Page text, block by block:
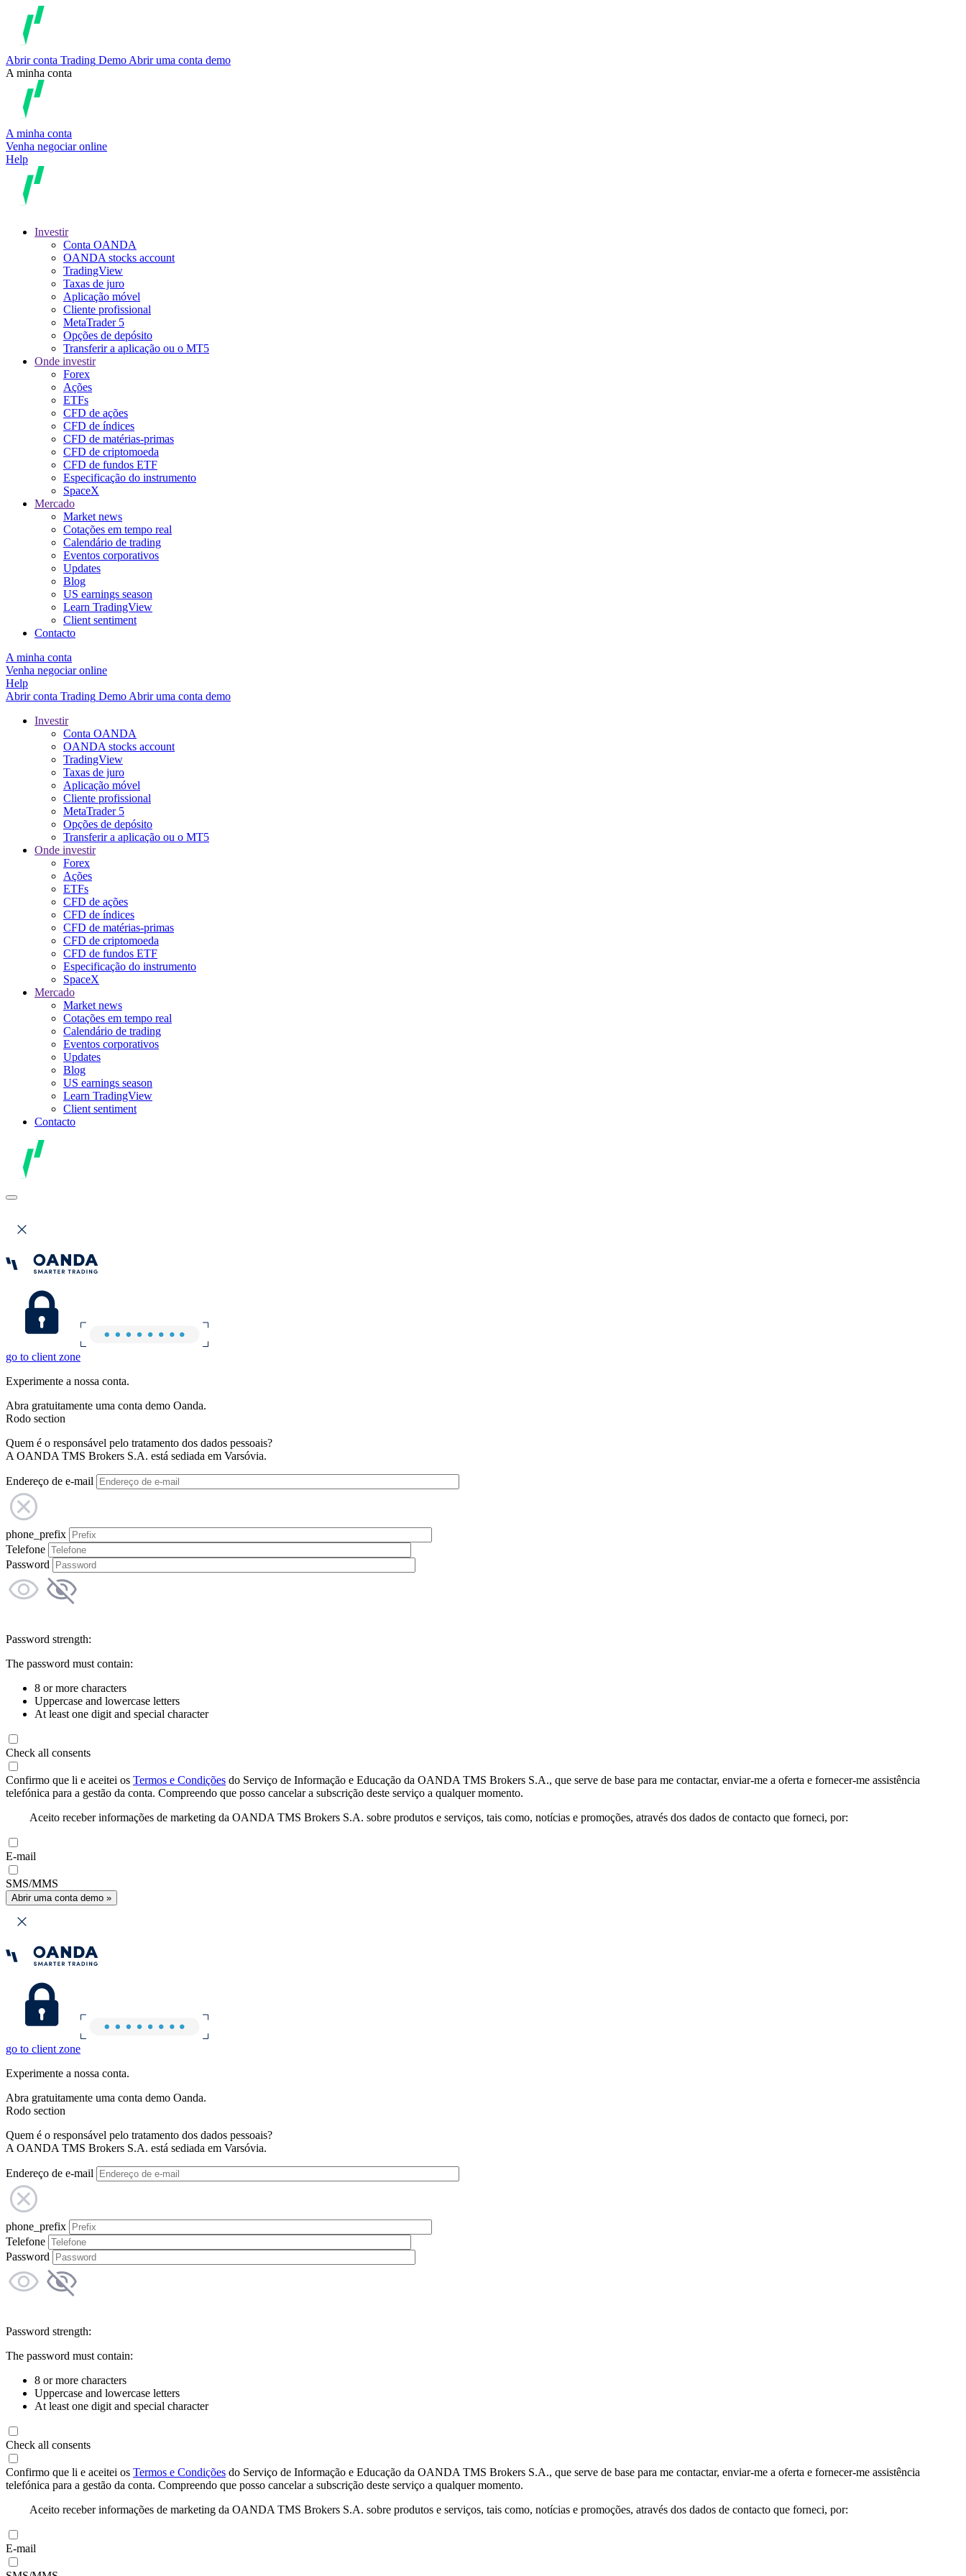
Abrir conta Trading Demo Abrir uma conta demo
A minha conta
A minha conta
Venha negociar online
Help
Investir
Conta OANDA
OANDA stocks account
TradingView
Taxas de juro
Aplicação móvel
Cliente profissional
MetaTrader 5
Opções de depósito
Transferir a aplicação ou o MT5
Onde investir
Forex
Ações
ETFs
CFD de ações
CFD de índices
CFD de matérias-primas
CFD de criptomoeda
CFD de fundos ETF
Especificação do instrumento
SpaceX
Mercado
Market news
Cotações em tempo real
Calendário de trading
Eventos corporativos
Updates
Blog
US earnings season
Learn TradingView
Client sentiment
Contacto
A minha conta
Venha negociar online
Help
Abrir conta Trading Demo Abrir uma conta demo
Investir
Conta OANDA
OANDA stocks account
TradingView
Taxas de juro
Aplicação móvel
Cliente profissional
MetaTrader 5
Opções de depósito
Transferir a aplicação ou o MT5
Onde investir
Forex
Ações
ETFs
CFD de ações
CFD de índices
CFD de matérias-primas
CFD de criptomoeda
CFD de fundos ETF
Especificação do instrumento
SpaceX
Mercado
Market news
Cotações em tempo real
Calendário de trading
Eventos corporativos
Updates
Blog
US earnings season
Learn TradingView
Client sentiment
Contacto
go to client zone
Experimente a nossa conta.
Abra gratuitamente uma conta demo Oanda.
Rodo section
Quem é o responsável pelo tratamento dos dados pessoais?
A OANDA TMS Brokers S.A. está sediada em Varsóvia.
Endereço de e-mail
phone_prefix
Telefone
Password
Password strength:
The password must contain:
8 or more characters
Uppercase and lowercase letters
At least one digit and special character
Check all consents
Confirmo que li e aceitei os Termos e Condições do Serviço de Informação e Educação da OANDA TMS Brokers S.A., que serve de base para me contactar, enviar-me a oferta e fornecer-me assistência
telefónica para a gestão da conta. Compreendo que posso cancelar a subscrição deste serviço a qualquer momento.
Aceito receber informações de marketing da OANDA TMS Brokers S.A. sobre produtos e serviços, tais como, notícias e promoções, através dos dados de contacto que forneci, por:
E-mail
SMS/MMS
Abrir uma conta demo »
go to client zone
Experimente a nossa conta.
Abra gratuitamente uma conta demo Oanda.
Rodo section
Quem é o responsável pelo tratamento dos dados pessoais?
A OANDA TMS Brokers S.A. está sediada em Varsóvia.
Endereço de e-mail
phone_prefix
Telefone
Password
Password strength:
The password must contain:
8 or more characters
Uppercase and lowercase letters
At least one digit and special character
Check all consents
Confirmo que li e aceitei os Termos e Condições do Serviço de Informação e Educação da OANDA TMS Brokers S.A., que serve de base para me contactar, enviar-me a oferta e fornecer-me assistência
telefónica para a gestão da conta. Compreendo que posso cancelar a subscrição deste serviço a qualquer momento.
Aceito receber informações de marketing da OANDA TMS Brokers S.A. sobre produtos e serviços, tais como, notícias e promoções, através dos dados de contacto que forneci, por:
E-mail